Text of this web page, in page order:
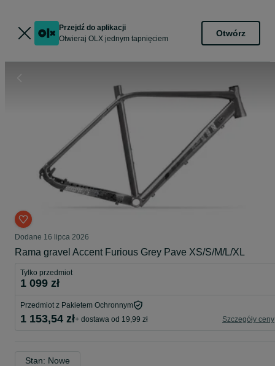
Przejdź do aplikacji
Otwieraj OLX jednym tapnięciem
Otwórz
Dodane 16 lipca 2026
Rama gravel Accent Furious Grey Pave XS/S/M/L/XL
Tylko przedmiot
1 099 zł
Przedmiot z Pakietem Ochronnym
1 153,54 zł+ dostawa od 19,99 zł Szczegóły ceny
Stan: Nowe